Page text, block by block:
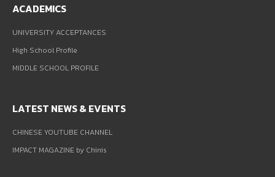
ACADEMICS
UNIVERSITY ACCEPTANCES
High School Profile
MIDDLE SCHOOL PROFILE
LATEST NEWS & EVENTS
CHINESE YOUTUBE CHANNEL
IMPACT MAGAZINE by Chinis